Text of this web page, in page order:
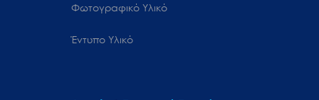
Φωτογραφικό Υλικό
Έντυπο Υλικό